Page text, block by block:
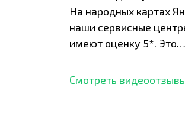
На народных картах
наши сервисные
имеют оценку 5*. Это
отзывов,
Смотреть